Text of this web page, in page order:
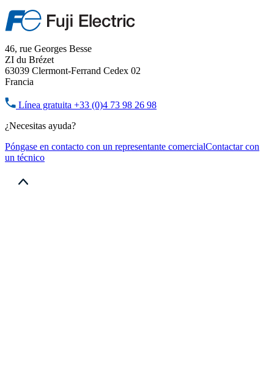
46, rue Georges Besse
ZI du Brézet
63039 Clermont-Ferrand Cedex 02
Francia
Línea gratuita +33 (0)4 73 98 26 98
¿Necesitas ayuda?
Póngase en contacto con un representante comercialContactar con
un técnico